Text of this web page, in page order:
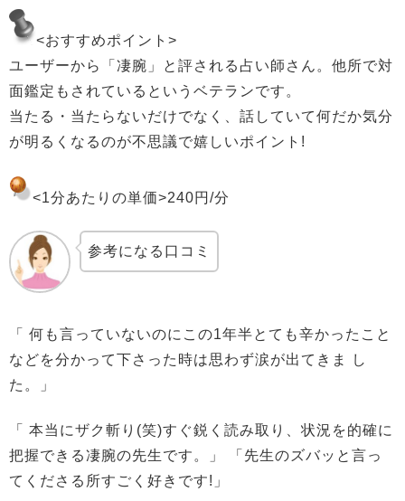
<おすすめポイント>
ユーザーから「凄腕」と評される占い師さん。 他所で対
面鑑定もされているというベテランです。
当たる・当たらないだけでなく、話していて何だか気分
が明るくなるのが不思議で嬉しいポイント!
<1分あたりの単価>240円/分
参考になる口コミ
「 何も言っていないのにこの1年半とても辛かったこと
などを分かって下さった時は思わず涙が出てきま し
た。」
「 本当にザク斬り(笑)すぐ鋭く読み取り、状況を的確に
把握できる凄腕の先生です。」 「先生のズバッと言っ
てくださる所すごく好きです!」